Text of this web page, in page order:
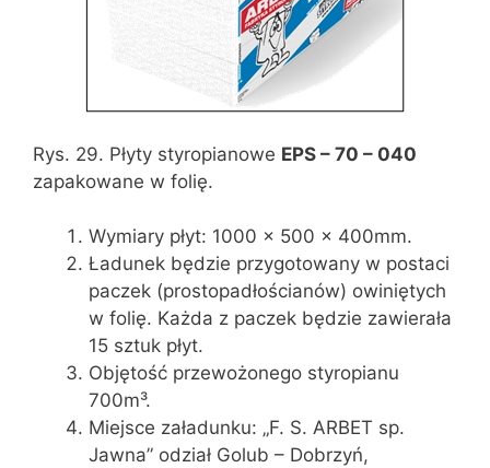
Rys. 29. Płyty styropianowe EPS – 70 – 040
zapakowane w folię.
Wymiary płyt: 1000 x 500 x 400mm.
Ładunek będzie przygotowany w postaci
paczek (prostopadłościanów) owiniętych
w folię. Każda z paczek będzie zawierała
15 sztuk płyt.
Objętość przewożonego styropianu
700m³.
Miejsce załadunku: „F. S. ARBET sp.
Jawna” odział Golub – Dobrzyń,